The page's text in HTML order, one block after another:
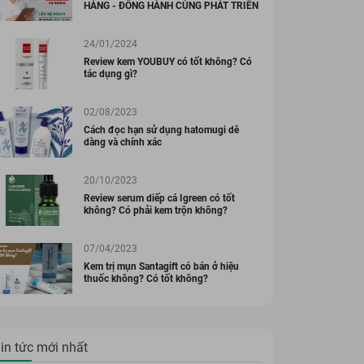
HÀNG - ĐỒNG HÀNH CÙNG PHÁT TRIỂN
24/01/2024
Review kem YOUBUY có tốt không? Có
tác dụng gì?
02/08/2023
Cách đọc hạn sử dụng hatomugi dễ
dàng và chính xác
20/10/2023
Review serum diếp cá Igreen có tốt
không? Có phải kem trộn không?
07/04/2023
Kem trị mụn Santagift có bán ở hiệu
thuốc không? Có tốt không?
tức mới nhất